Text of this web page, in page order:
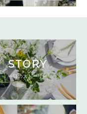
STORY
一日のストーリー